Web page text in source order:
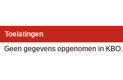
Toelatingen
Geen gegevens opgenomen in KBO.